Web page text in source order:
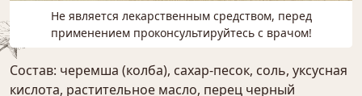
Не является лекарственным средством, перед
применением проконсультируйтесь с врачом!
Состав: черемша (колба), сахар-песок, соль, уксусная
кислота, растительное масло, перец черный